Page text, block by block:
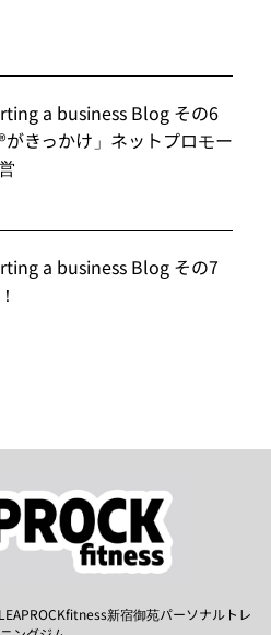
a business Blog その6
がきっかけ」ネットプロモー
a business Blog その7
新宿御苑パーソナルトレ